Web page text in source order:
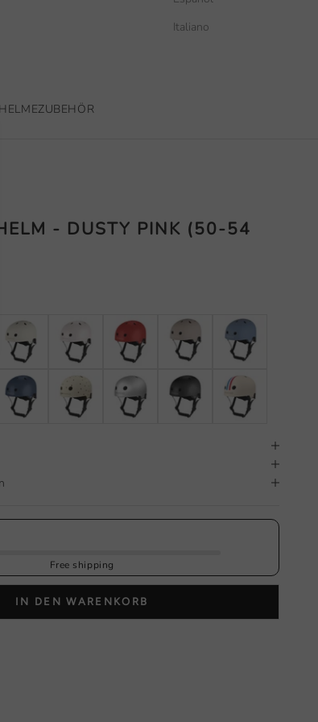
ZUBEHÖR
Italiano
- DUSTY PINK (50-54
Free shipping
IN DEN WARENKORB